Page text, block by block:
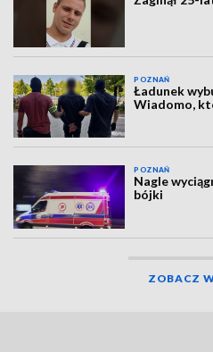
POZNAŃ
Ładunek
Wiadomo,
POZNAŃ
Nagle
bójki
ZOBACZ